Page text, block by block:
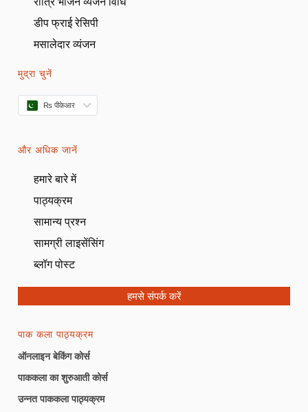
डीप फ्राई रेसिपी
मसालेदार व्यंजन
मुद्रा चुनें
₨ पीकेआर
और अधिक जानें
हमारे बारे में
पाठ्यक्रम
सामान्य प्रश्न
सामग्री लाइसेंसिंग
ब्लॉग पोस्ट
हमसे संपर्क करें
पाक कला पाठ्यक्रम
ऑनलाइन बेकिंग कोर्स
पाककला का शुरुआती कोर्स
उन्नत पाककला पाठ्यक्रम